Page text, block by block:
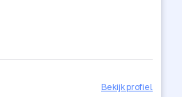
Bekijk profiel